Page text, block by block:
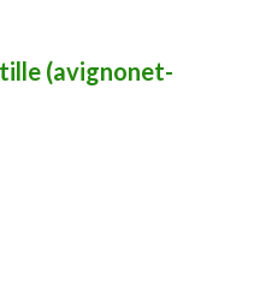
(avignonet-